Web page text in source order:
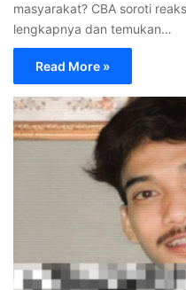
masyarakat? CBA soroti
lengkapnya dan temukan…
Read More »